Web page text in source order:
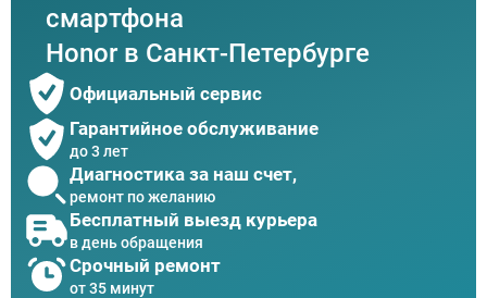
смартфона
Honor в Санкт-Петербурге
Официальный сервис
Гарантийное обслуживание
до 3 лет
Диагностика за наш счет,
ремонт по желанию
Бесплатный выезд курьера
в день обращения
Срочный ремонт
от 35 минут